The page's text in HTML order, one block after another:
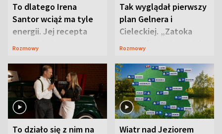
To dlatego Irena
Santor wciąż ma tyle
energii. Jej recepta
jest zaskakująco
Rozmowy
Tak wyglądał pierwszy
plan Gelnera i
Cieleckiej. „Zatoka
szpiegów” od razu ich
Rozmowy
To działo się z nim na
Wiatr nad Jeziorem